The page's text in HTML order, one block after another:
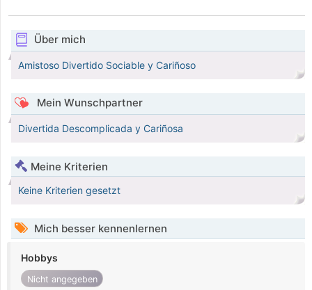
Über mich
Amistoso Divertido Sociable y Cariñoso
Mein Wunschpartner
Divertida Descomplicada y Cariñosa
Meine Kriterien
Keine Kriterien gesetzt
Mich besser kennenlernen
Hobbys
Nicht angegeben